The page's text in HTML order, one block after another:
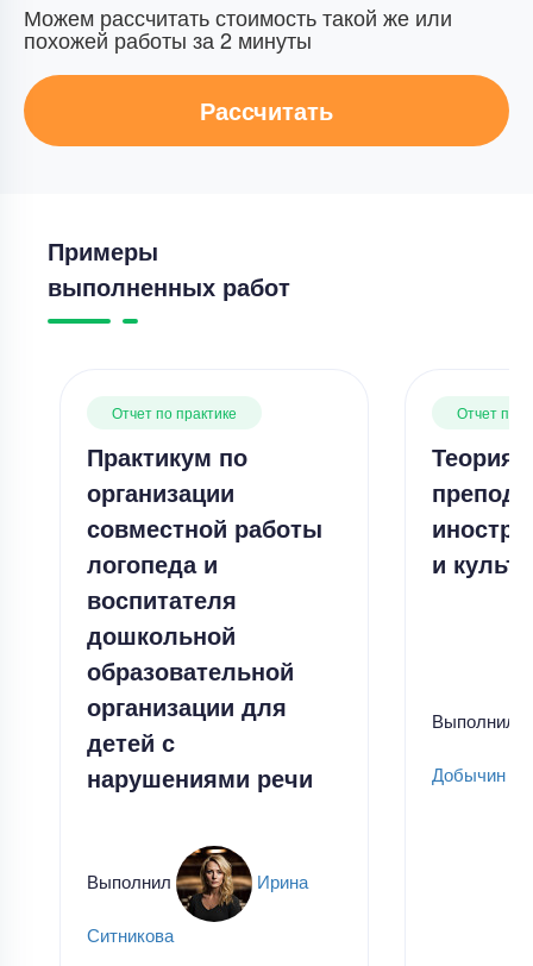
Можем рассчитать стоимость такой же или
похожей работы за 2 минуты
Рассчитать
Примеры
выполненных работ
Отчет по практике
Практикум по
организации
совместной работы
логопеда и
воспитателя
дошкольной
образовательной
организации для
детей с
нарушениями речи
Выполнил Ирина
Ситникова
Отчет по
Теория
и
Выполнил
Добычин